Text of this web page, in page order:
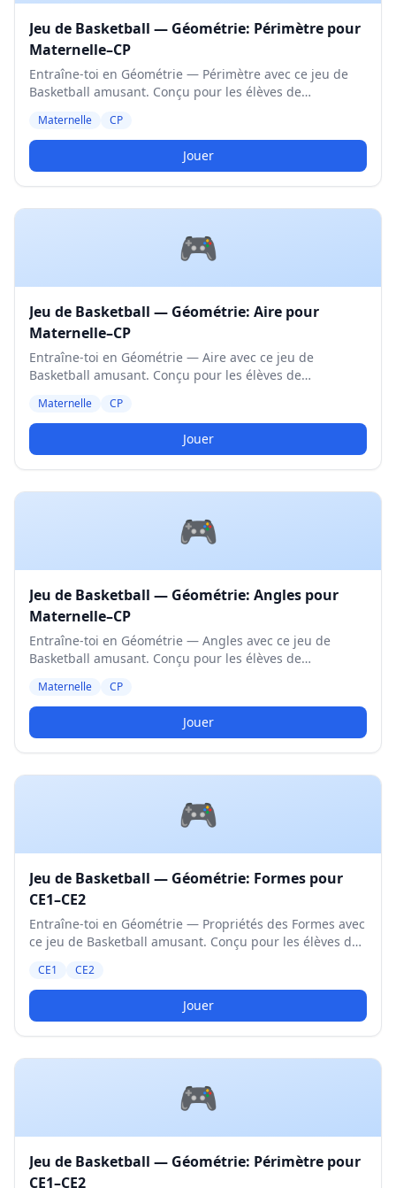
Jeu de Basketball — Géométrie: Périmètre pour
Maternelle–CP
Entraîne-toi en Géométrie — Périmètre avec ce jeu de
Basketball amusant. Conçu pour les élèves de
Maternelle CP
Jouer
🎮
Jeu de Basketball — Géométrie: Aire pour
Maternelle–CP
Entraîne-toi en Géométrie — Aire avec ce jeu de
Basketball amusant. Conçu pour les élèves de
Maternelle CP
Jouer
🎮
Jeu de Basketball — Géométrie: Angles pour
Maternelle–CP
Entraîne-toi en Géométrie — Angles avec ce jeu de
Basketball amusant. Conçu pour les élèves de
Maternelle CP
Jouer
🎮
Jeu de Basketball — Géométrie: Formes pour
CE1–CE2
Entraîne-toi en Géométrie — Propriétés des Formes avec
ce jeu de Basketball amusant. Conçu pour les élèves de
CE1 CE2
Jouer
🎮
Jeu de Basketball — Géométrie: Périmètre pour
CE1–CE2